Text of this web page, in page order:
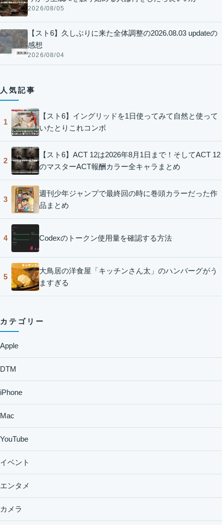
2026/08/05
【スト6】久しぶりに来た全体調整の2026.08.03 updateの
感想
2026/08/04
人気記事
1
【スト6】イングリッドを1日使ってみて自然と使って
いたとりこれコンボ
2
【スト6】ACT 12は2026年8月1日まで！そしてACT 12
のマスターACT報酬カラー全キャラまとめ
3
週刊少年ジャンプで最終回の時に巻頭カラーだった作
品まとめ
4 Codexのトークン使用量を確認する方法
5
大鳥居の洋食屋「キッチンさん太」のハンバーグがう
ますぎる
カテゴリー
Apple
DTM
iPhone
Mac
YouTube
イベント
エンタメ
カメラ